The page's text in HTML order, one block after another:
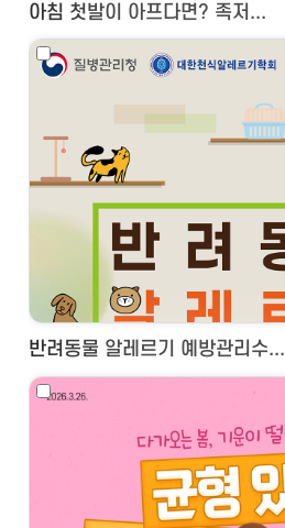
아침 첫발이 아프다면? 족저...
반려동물 알레르기 예방관리수...